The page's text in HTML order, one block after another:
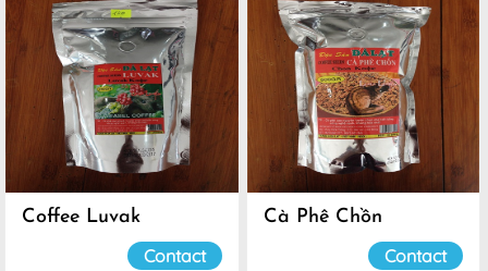
Coffee Luvak
Contact
Cà Phê Chồn
Contact